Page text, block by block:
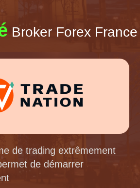
Broker Forex France
de trading extrêmement
de démarrer